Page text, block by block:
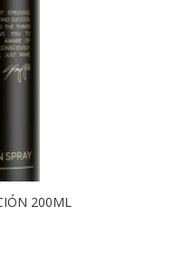
200ML